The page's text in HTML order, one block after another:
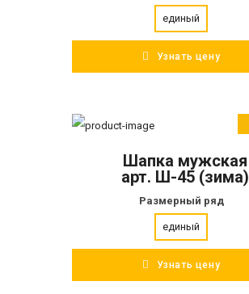
единый
Узнать цену
ПОДРОБНЕЕ
Шапка мужская
арт. Ш-45 (зима)
Размерный ряд
единый
Узнать цену